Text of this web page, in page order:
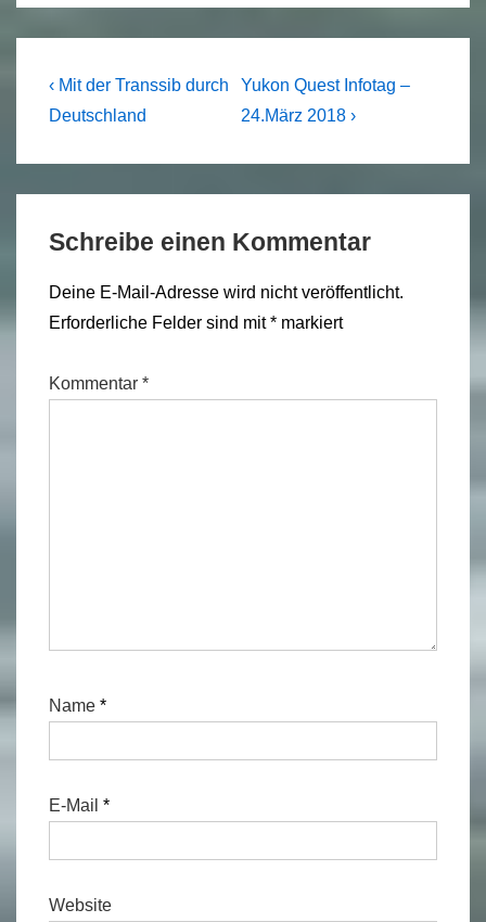
Beitragsnavigation
Previous
Post
‹ Mit der Transsib durch
Deutschland
Next
Post
Yukon Quest Infotag –
24.März 2018 ›
Schreibe einen Kommentar
Deine E-Mail-Adresse wird nicht veröffentlicht.
Erforderliche Felder sind mit* markiert
Kommentar *
Name *
E-Mail *
Website